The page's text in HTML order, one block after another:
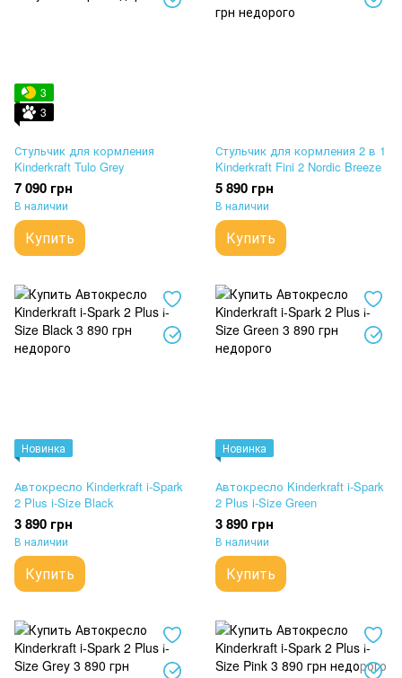
3
3
Стульчик для кормления
Kinderkraft Tulo Grey
7 090 грн
В наличии
Купить
Стульчик для кормления 2 в 1
Kinderkraft Fini 2 Nordic Breeze
5 890 грн
В наличии
Купить
Новинка
Автокресло Kinderkraft i-Spark
2 Plus i-Size Black
3 890 грн
В наличии
Купить
Новинка
Автокресло Kinderkraft i-Spark
2 Plus i-Size Green
3 890 грн
В наличии
Купить